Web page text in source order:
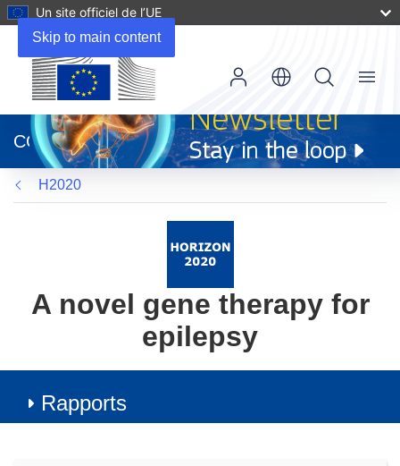
Skip to main content
Un site officiel de l’UE
dans
une
nouvelle
fenêtre)
CORDIS
Menu
H2020
A novel gene therapy for
epilepsy
Rapports